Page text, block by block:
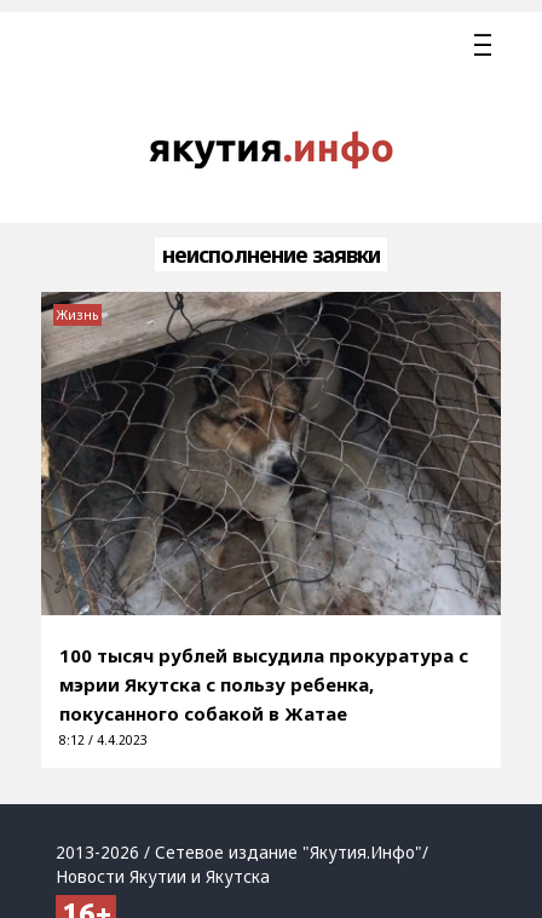
неисполнение заявки
100 тысяч рублей высудила прокуратура с
мэрии Якутска с пользу ребенка,
покусанного собакой в Жатае
8:12 / 4.4.2023
Жизнь
2013-2026 / Сетевое издание "Якутия.Инфо"/
Новости Якутии и Якутска